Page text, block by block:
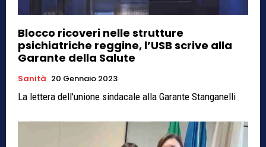
Blocco ricoveri nelle strutture
psichiatriche reggine, l’USB scrive alla
Garante della Salute
Sanità 20 Gennaio 2023
La lettera dell'unione sindacale alla Garante Stanganelli